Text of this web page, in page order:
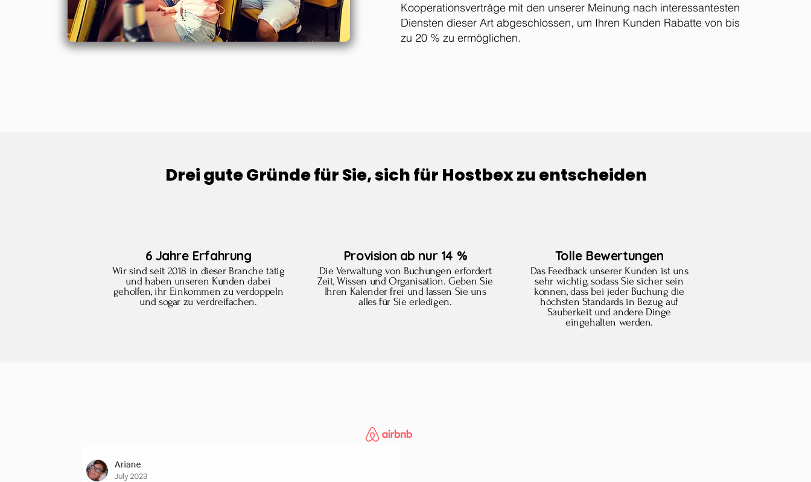
Kooperationsverträge mit den unserer Meinung nach interessantesten
Diensten dieser Art abgeschlossen, um Ihren Kunden Rabatte von bis
zu 20 % zu ermöglichen.
Drei gute Gründe für Sie, sich für Hostbex zu entscheiden
6 Jahre Erfahrung Provision ab nur 14 % Tolle Bewertungen
Wir sind seit 2018 in dieser Branche tätig
und haben unseren Kunden dabei
geholfen, ihr Einkommen zu verdoppeln
und sogar zu verdreifachen.
Die Verwaltung von Buchungen erfordert
Zeit, Wissen und Organisation. Geben Sie
Ihren Kalender frei und lassen Sie uns
alles für Sie erledigen.
Das Feedback unserer Kunden ist uns
sehr wichtig, sodass Sie sicher sein
können, dass bei jeder Buchung die
höchsten Standards in Bezug auf
Sauberkeit und andere Dinge
eingehalten werden.